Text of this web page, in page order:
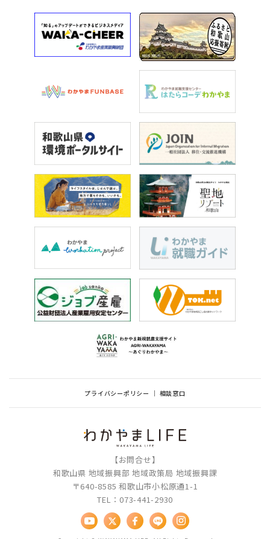
プライバシーポリシー 相談窓口
【お問合せ】
和歌山県 地域振興部 地域政策局 地域振興課
〒640-8585 和歌山市小松原通1-1
TEL：073-441-2930